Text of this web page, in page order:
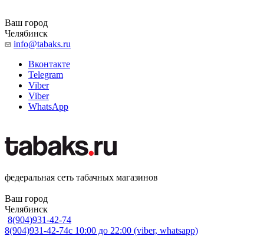
Ваш город
Челябинск
info@tabaks.ru
Вконтакте
Telegram
Viber
Viber
WhatsApp
федеральная сеть табачных магазинов
Ваш город
Челябинск
8(904)931-42-74
8(904)931-42-74с 10:00 до 22:00 (viber, whatsapp)